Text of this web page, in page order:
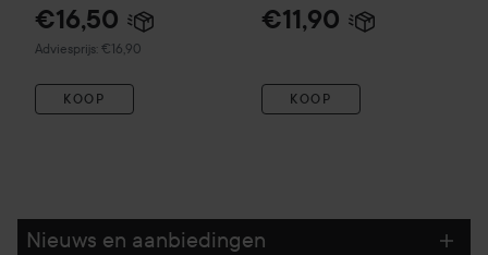
€16,50
Adviesprijs: €16,90
Aanbevolen prijs €16,90
KOOP
€11,90
KOOP
Nieuws en aanbiedingen